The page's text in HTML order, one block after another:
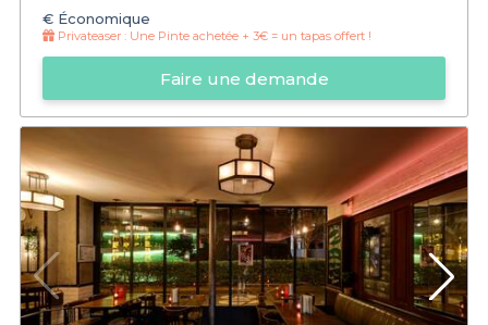
€ Économique
Privateaser : Une Pinte achetée + 3€ = un tapas offert !
Faire une demande